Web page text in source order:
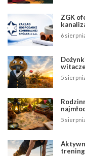
ZGK
6
5
5